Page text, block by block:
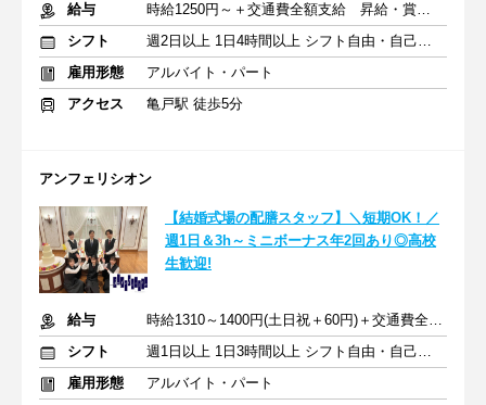
給与
時給1250円～＋交通費全額支給 昇給・賞与あり
シフト
週2日以上 1日4時間以上 シフト自由・自己申告
雇用形態
アルバイト・パート
アクセス
亀戸駅 徒歩5分
アンフェリシオン
【結婚式場の配膳スタッフ】＼短期OK！／
週1日＆3h～ミニボーナス年2回あり◎高校
生歓迎!
給与
時給1310～1400円(土日祝＋60円)＋交通費全額支給
シフト
週1日以上 1日3時間以上 シフト自由・自己申告
雇用形態
アルバイト・パート